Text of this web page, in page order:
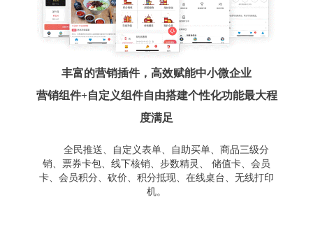
丰富的营销插件，高效赋能中小微企业
营销组件+自定义组件自由搭建个性化功能最大程
度满足
全民推送、自定义表单、自助买单、商品三级分
销、票券卡包、线下核销、步数精灵、 储值卡、会员
卡、会员积分、砍价、积分抵现、在线桌台、无线打印
机。